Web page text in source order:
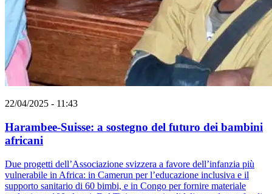
22/04/2025 - 11:43
Harambee-Suisse: a sostegno del futuro dei bambini
africani
Due progetti dell’Associazione svizzera a favore dell’infanzia più
vulnerabile in Africa: in Camerun per l’educazione inclusiva e il
supporto sanitario di 60 bimbi, e in Congo per fornire materiale